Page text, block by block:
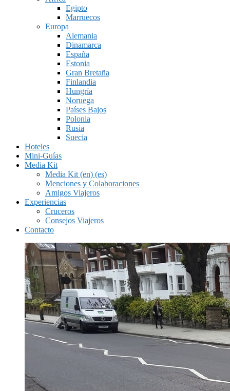
Egipto
Marruecos
Europa
Alemania
Dinamarca
España
Estonia
Gran Bretaña
Finlandia
Hungría
Noruega
Países Bajos
Polonia
Rusia
Suecia
Hoteles
Mini-Guías
Media Kit
Media Kit (en) (es)
Menciones y Colaboraciones
Amigos Viajeros
Experiencias
Cruceros
Consejos Viajeros
Contacto